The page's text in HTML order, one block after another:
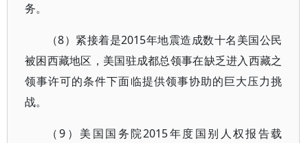
务。
（8）紧接着是2015年地震造成数十名美国公民
被困西藏地区，美国驻成都总领事在缺乏进入西藏之
领事许可的条件下面临提供领事协助的巨大压力挑
战。
（9）美国国务院2015年度国别人权报告载